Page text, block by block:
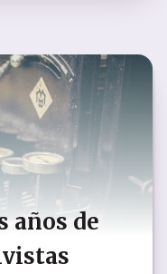
años de